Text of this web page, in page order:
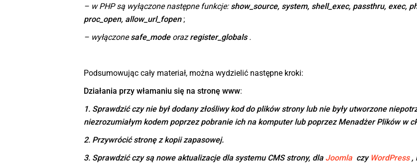
– w PHP są wyłączone następne funkcje:show_source, system, shell_exec, passthru, exec,
proc_open, allow_url_fopen ;
– wyłączonesafe_mode orazregister_globals.
Podsumowując cały materiał, można wydzielić następne kroki:
Działania przy włamaniu się na stronę www:
1. Sprawdzić czy nie był dodany złośliwy kod do plików strony lub nie były utworzone
niezrozumiałym kodem poprzez pobranie ich na komputer lub poprzez Menadżer Plików w
2. Przywrócić stronę z kopii zapasowej.
3. Sprawdzić czy są nowe aktualizacje dla systemu CMS strony, dla Joomla czy WordPress,